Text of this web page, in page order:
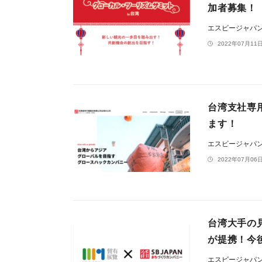
加者募集！
エスビージャパ
2022年07月11
台湾支社専
ます！
エスビージャパ
2022年07月06
台湾大手の
が提携！今
エスビージャパ